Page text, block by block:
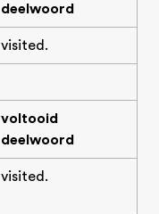
deelwoord
visited.
voltooid
deelwoord
visited.